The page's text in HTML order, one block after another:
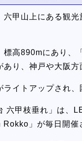
六甲山上にある観
標高890mにあり、
り、神戸や大阪方
イトアップされ
六甲枝垂れ」は、
」が毎日開催